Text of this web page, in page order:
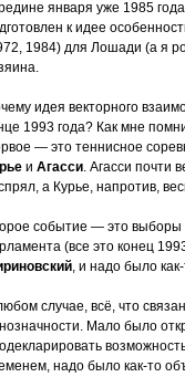
января уже 1985
к идее
1984) для Лошади (а я
идея векторного
1993 года? Как мне
— это теннисное
и Агасси. Агасси почти
а Курье, напротив,
событие — это выборы
(все это конец
, и надо было
случае, всё, что
Мало было
надо было как-то